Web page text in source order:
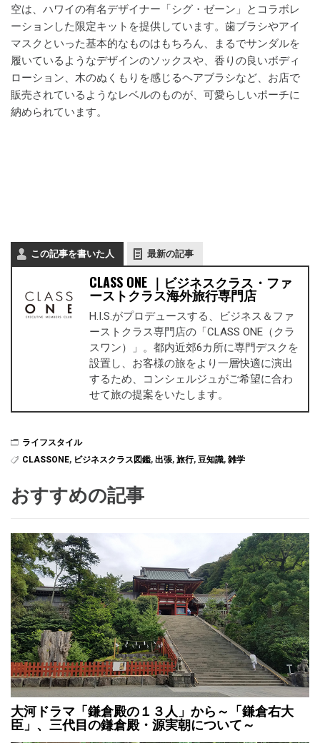
空は、ハワイの有名デザイナー「シグ・ゼーン」とコラボレ
ーションした限定キットを提供しています。歯ブラシやアイ
マスクといった基本的なものはもちろん、まるでサンダルを
履いているようなデザインのソックスや、香りの良いボディ
ローション、木のぬくもりを感じるヘアブラシなど、お店で
販売されているようなレベルのものが、可愛らしいポーチに
納められています。
この記事を書いた人 最新の記事
CLASS ONE ｜ビジネスクラス・ファ
ーストクラス海外旅行専門店
H.I.S.がプロデュースする、ビジネス＆ファ
ーストクラス専門店の「CLASS ONE（クラ
スワン）」。都内近郊6カ所に専門デスクを
設置し、お客様の旅をより一層快適に演出
するため、コンシェルジュがご希望に合わ
せて旅の提案をいたします。
ライフスタイル
CLASSONE, ビジネスクラス図鑑, 出張, 旅行, 豆知識, 雑学
おすすめの記事
大河ドラマ「鎌倉殿の１３人」から～「鎌倉右大
臣」、三代目の鎌倉殿・源実朝について～